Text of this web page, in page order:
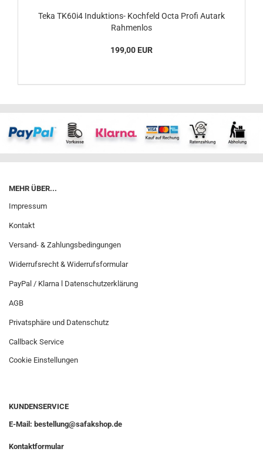
Teka TK60i4 Induktions- Kochfeld Octa Profi Autark
Rahmenlos
199,00 EUR
MEHR ÜBER...
Impressum
Kontakt
Versand- & Zahlungsbedingungen
Widerrufsrecht & Widerrufsformular
PayPal / Klarna l Datenschutzerklärung
AGB
Privatsphäre und Datenschutz
Callback Service
Cookie Einstellungen
KUNDENSERVICE
E-Mail: bestellung@safakshop.de
Kontaktformular